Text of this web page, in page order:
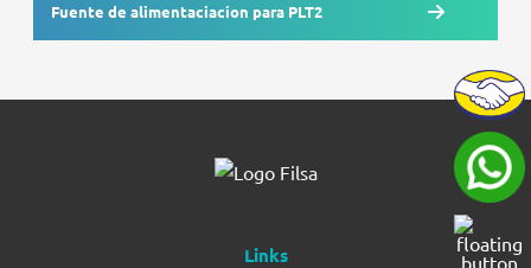
Fuente de alimentaciacion para PLT2
Links